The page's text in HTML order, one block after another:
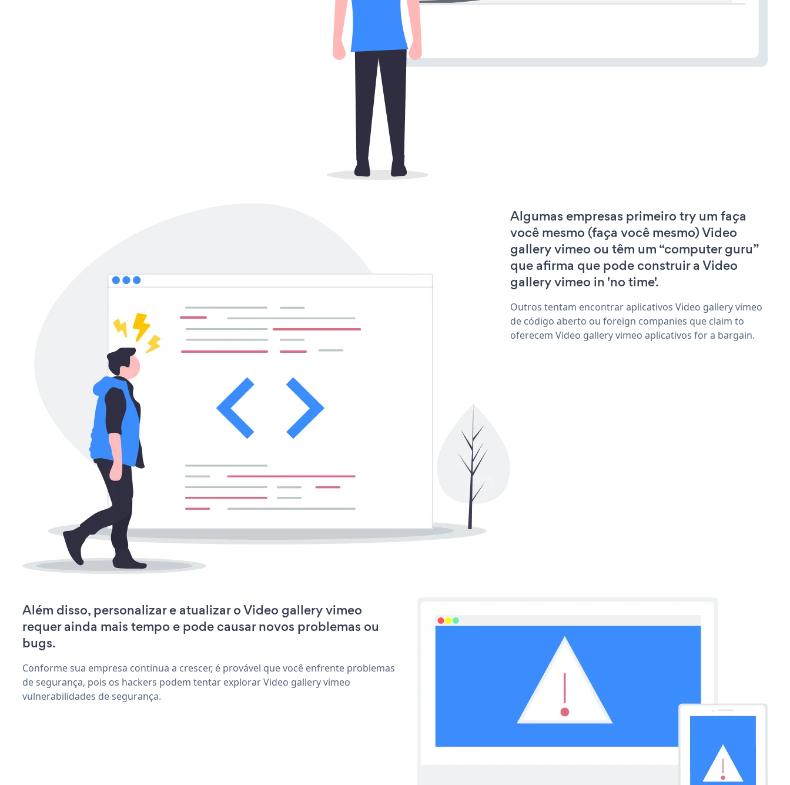
Algumas empresas primeiro try um faça
você mesmo (faça você mesmo) Video
gallery vimeo ou têm um “computer guru”
que afirma que pode construir a Video
gallery vimeo in 'no time'.
Outros tentam encontrar aplicativos Video gallery vimeo
de código aberto ou foreign companies que claim to
oferecem Video gallery vimeo aplicativos for a bargain.
Além disso, personalizar e atualizar o Video gallery vimeo
requer ainda mais tempo e pode causar novos problemas ou
bugs.
Conforme sua empresa continua a crescer, é provável que você enfrente problemas
de segurança, pois os hackers podem tentar explorar Video gallery vimeo
vulnerabilidades de segurança.